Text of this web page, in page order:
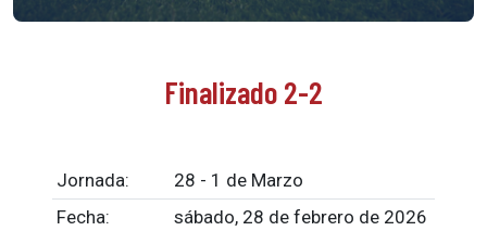
Finalizado 2-2
Jornada:
28 - 1 de Marzo
Fecha:
sábado, 28 de febrero de 2026